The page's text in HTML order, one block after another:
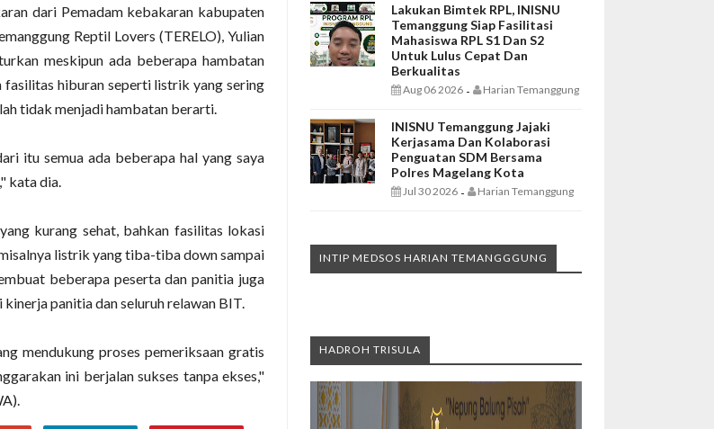
dari Pemadam kebakaran kabupaten
Reptil Lovers (TERELO), Yulian
meskipun ada beberapa hambatan
fasilitas hiburan seperti listrik yang sering
tidak menjadi hambatan berarti.
itu semua ada beberapa hal yang saya
kata dia.
kurang sehat, bahkan fasilitas lokasi
listrik yang tiba-tiba down sampai
beberapa peserta dan panitia juga
panitia dan seluruh relawan BIT.
mendukung proses pemeriksaan gratis
ini berjalan sukses tanpa ekses,"
Lakukan Bimtek RPL, INISNU
Temanggung Siap Fasilitasi
Mahasiswa RPL S1 Dan S2
Untuk Lulus Cepat Dan
Berkualitas
Aug 06 2026 - Harian Temanggung
INISNU Temanggung Jajaki
Kerjasama Dan Kolaborasi
Penguatan SDM Bersama
Polres Magelang Kota
Jul 30 2026 - Harian Temanggung
INTIP MEDSOS HARIAN TEMANGGGUNG
HADROH TRISULA